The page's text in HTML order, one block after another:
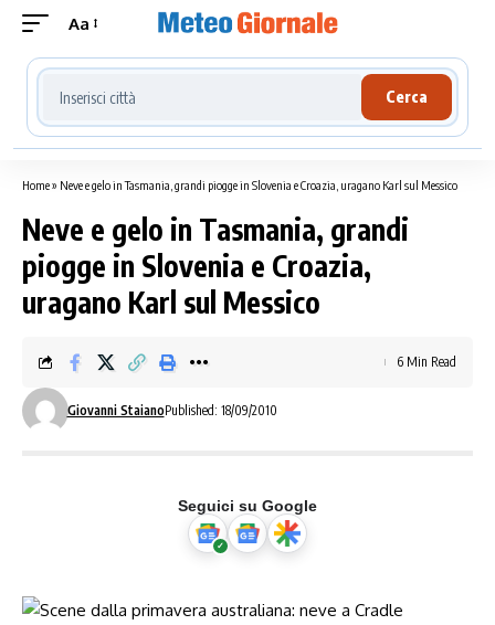
Aa
Cerca località meteo
Cerca
Home» Neve e gelo in Tasmania, grandi piogge in Slovenia e Croazia, uragano Karl sul Messico
Neve e gelo in Tasmania, grandi
piogge in Slovenia e Croazia,
uragano Karl sul Messico
Giovanni StaianoPublished: 18/09/2010
6 Min Read
Seguici su Google